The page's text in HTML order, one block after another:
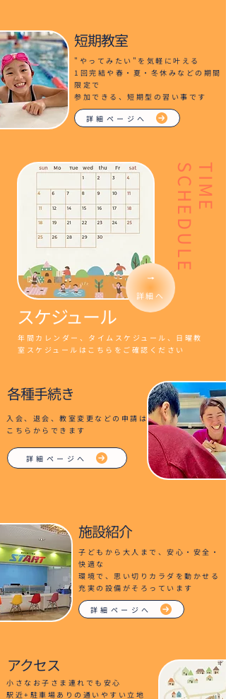
短期教室
"やってみたい"を気軽に叶える
1回完結や春・夏・冬休みなどの期間
限定で
参加できる、短期型の習い事です
詳細ページへ
詳細へ
スケジュール
T
I
M
E
S
C
H
E
D
U
L
E
年間カレンダー、タイムスケジュール、日曜教
室スケジュールはこちらをご確認ください
​各種手続き
入会、退会、教室変更などの申請は
こちらからできます
詳細ページへ
施設紹介
子どもから大人まで、安心・安全・
快適な
環境で、思い切りカラダを動かせる
充実の設備がそろっています
詳細ページへ
アクセス
小さなお子さま連れでも安心
駅近+駐車場ありの通いやすい立地